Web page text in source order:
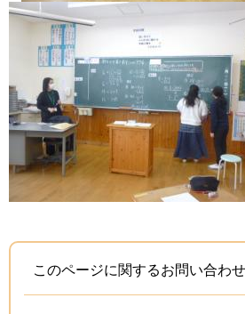
このページに関するお問い合わ